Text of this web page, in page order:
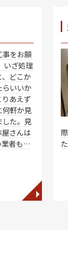
事をお願
いざ処理
、どこか
らいいか
あえず
何軒か見
した。見
さんは
業者も…
◥